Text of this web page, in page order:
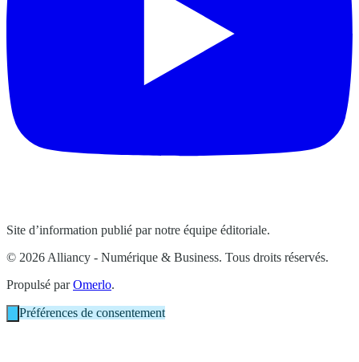
Site d’information publié par notre équipe éditoriale.
© 2026 Alliancy - Numérique & Business. Tous droits réservés.
Propulsé parOmerlo.
Préférences de consentement